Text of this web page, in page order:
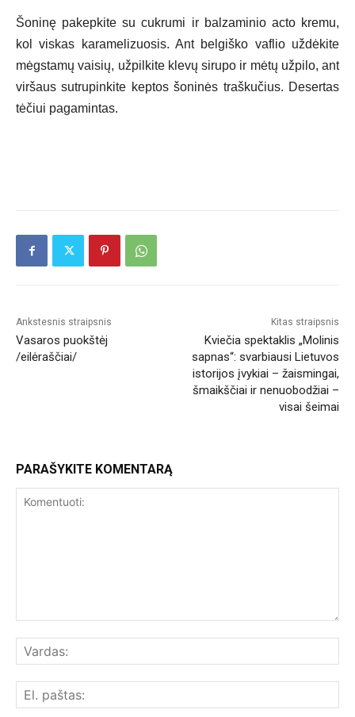
Šoninę pakepkite su cukrumi ir balzaminio acto kremu,
kol viskas karamelizuosis. Ant belgiško vaflio uždėkite
mėgstamų vaisių, užpilkite klevų sirupo ir mėtų užpilo, ant
viršaus sutrupinkite keptos šoninės traškučius. Desertas
tėčiui pagamintas.
Ankstesnis straipsnis
Vasaros puokštėj
/eilėraščiai/
Kitas straipsnis
Kviečia spektaklis „Molinis
sapnas“: svarbiausi Lietuvos
istorijos įvykiai – žaismingai,
šmaikščiai ir nenuobodžiai –
visai šeimai
PARAŠYKITE KOMENTARĄ